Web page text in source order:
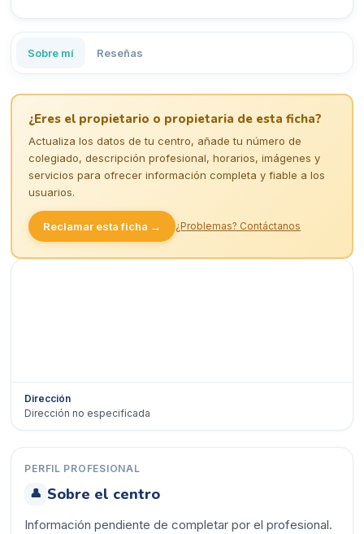
Sobre mí Reseñas
¿Eres el propietario o propietaria de esta ficha?
Actualiza los datos de tu centro, añade tu número de
colegiado, descripción profesional, horarios, imágenes y
servicios para ofrecer información completa y fiable a los
usuarios.
Reclamar esta ficha → ¿Problemas? Contáctanos
Dirección
Dirección no especificada
PERFIL PROFESIONAL
👤 Sobre el centro
Información pendiente de completar por el profesional.